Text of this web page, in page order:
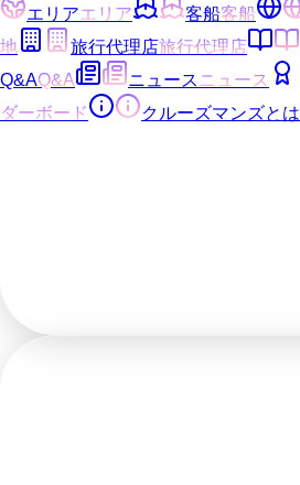
エリアエリア 客船客船
地
旅行代理店旅行代理店
Q&AQ&A ニュース ニュース
ダーボード
クルーズマンズとは